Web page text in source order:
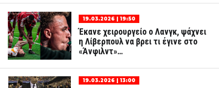
19.03.2026 | 19:50
Έκανε χειρουργείο ο Λανγκ, ψάχνει
η Λίβερπουλ να βρει τι έγινε στο
«Άνφιλντ»…
19.03.2026 | 13:00